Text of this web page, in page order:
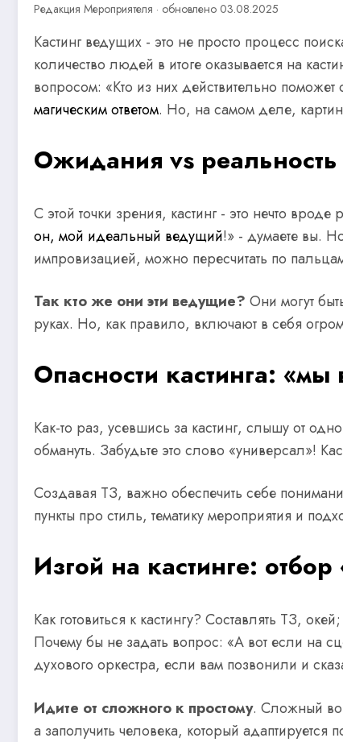
Редакция Мероприятеля · обновлено 03.08.2025
Кастинг ведущих - это не просто процесс
количество людей в итоге оказывается на
вопросом: «Кто из них действительно
магическим ответом. Но, на самом деле,
Ожидания vs реальность
С этой точки зрения, кастинг - это нечто
он, мой идеальный ведущий!» - думаете вы.
импровизацией, можно пересчитать по
Так кто же они эти ведущие? Они могут
руках. Но, как правило, включают в себя
Опасности кастинга:
Как-то раз, усевшись за кастинг, слышу от
обмануть. Забудьте это слово «универсал»!
Создавая ТЗ, важно обеспечить себе
пункты про стиль, тематику мероприятия и
Изгой на кастинге:
Как готовиться к кастингу? Составлять ТЗ,
Почему бы не задать вопрос: «А вот если на
духового оркестра, если вам позвонили и
Идите от сложного к простому. Сложный
а заполучить человека, который